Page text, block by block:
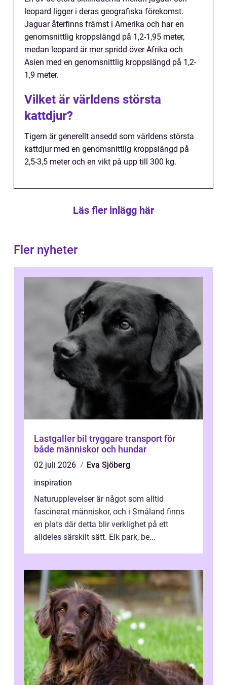
leopard ligger i deras geografiska förekomst.
Jaguar återfinns främst i Amerika och har en
genomsnittlig kroppslängd på 1,2-1,95 meter,
medan leopard är mer spridd över Afrika och
Asien med en genomsnittlig kroppslängd på 1,2-
1,9 meter.
Vilket är världens största
kattdjur?
Tigern är generellt ansedd som världens största
kattdjur med en genomsnittlig kroppslängd på
2,5-3,5 meter och en vikt på upp till 300 kg.
Läs fler inlägg här
Fler nyheter
Lastgaller bil tryggare transport för
både människor och hundar
02 juli 2026
Eva Sjöberg
inspiration
Naturupplevelser är något som alltid
fascinerat människor, och i Småland finns
en plats där detta blir verklighet på ett
alldeles särskilt sätt. Elk park, be...